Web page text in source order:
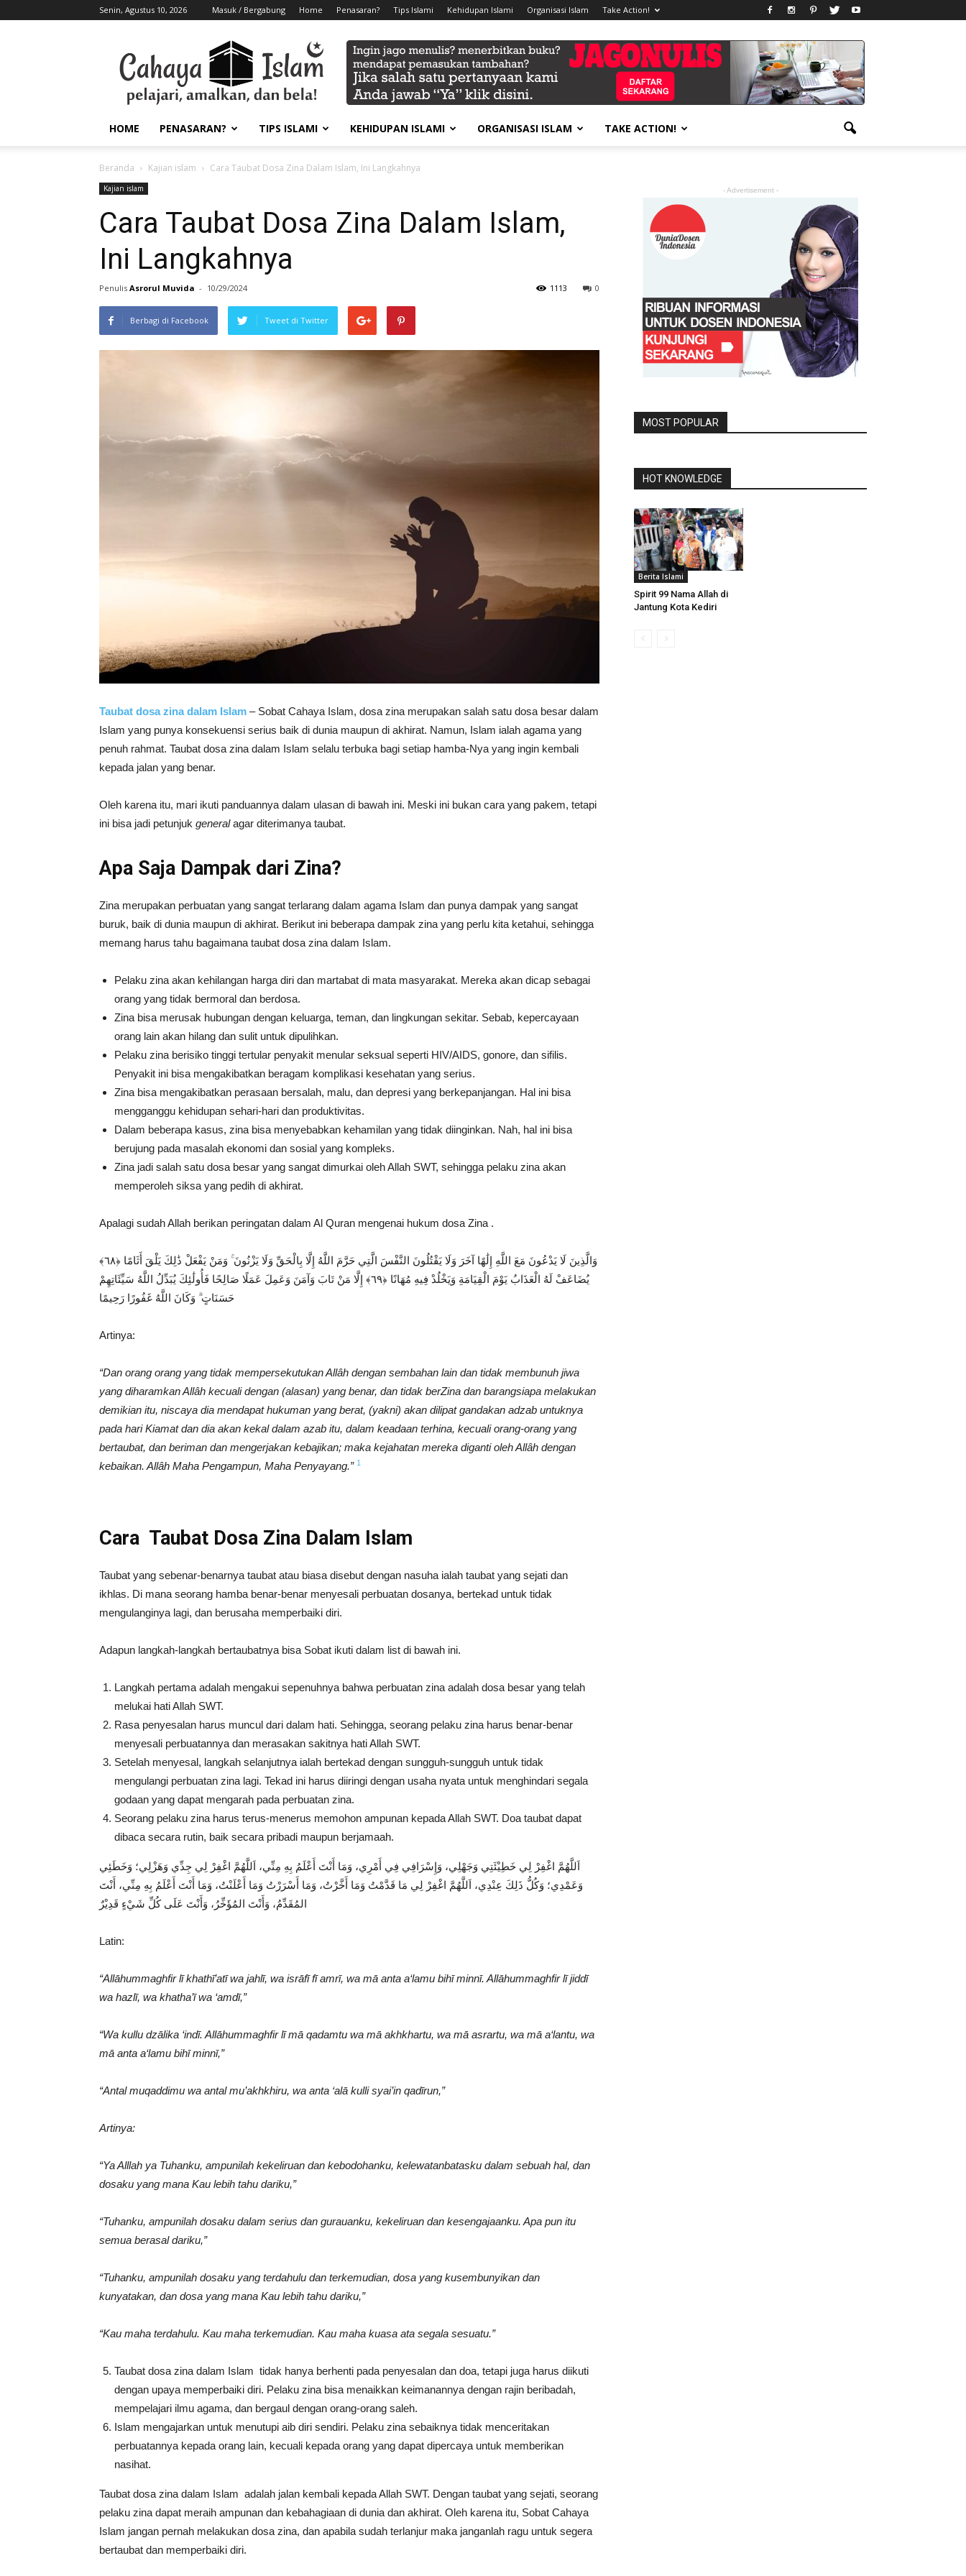
Senin, Agustus 10, 2026 Masuk / Bergabung Home Penasaran? Tips Islami Kehidupan Islami Organisasi Islam Take Action!
HOME PENASARAN? TIPS ISLAMI KEHIDUPAN ISLAMI ORGANISASI ISLAM TAKE ACTION!
Beranda Kajian islam Cara Taubat Dosa Zina Dalam Islam, Ini Langkahnya
Kajian islam
Cara Taubat Dosa Zina Dalam Islam,
Ini Langkahnya
Penulis Asrorul Muvida - 10/29/2024 0
1113
Berbagi di Facebook Tweet di Twitter
Taubat dosa zina dalam Islam – Sobat Cahaya Islam, dosa zina merupakan salah satu dosa besar dalam
Islam yang punya konsekuensi serius baik di dunia maupun di akhirat. Namun, Islam ialah agama yang
penuh rahmat. Taubat dosa zina dalam Islam selalu terbuka bagi setiap hamba-Nya yang ingin kembali
kepada jalan yang benar.
Oleh karena itu, mari ikuti panduannya dalam ulasan di bawah ini. Meski ini bukan cara yang pakem, tetapi
ini bisa jadi petunjuk generalagar diterimanya taubat.
Apa Saja Dampak dari Zina?
Zina merupakan perbuatan yang sangat terlarang dalam agama Islam dan punya dampak yang sangat
buruk, baik di dunia maupun di akhirat. Berikut ini beberapa dampak zina yang perlu kita ketahui, sehingga
memang harus tahu bagaimana taubat dosa zina dalam Islam.
Pelaku zina akan kehilangan harga diri dan martabat di mata masyarakat. Mereka akan dicap sebagai
orang yang tidak bermoral dan berdosa.
Zina bisa merusak hubungan dengan keluarga, teman, dan lingkungan sekitar. Sebab, kepercayaan
orang lain akan hilang dan sulit untuk dipulihkan.
Pelaku zina berisiko tinggi tertular penyakit menular seksual seperti HIV/AIDS, gonore, dan sifilis.
Penyakit ini bisa mengakibatkan beragam komplikasi kesehatan yang serius.
Zina bisa mengakibatkan perasaan bersalah, malu, dan depresi yang berkepanjangan. Hal ini bisa
mengganggu kehidupan sehari-hari dan produktivitas.
Dalam beberapa kasus, zina bisa menyebabkan kehamilan yang tidak diinginkan. Nah, hal ini bisa
berujung pada masalah ekonomi dan sosial yang kompleks.
Zina jadi salah satu dosa besar yang sangat dimurkai oleh Allah SWT, sehingga pelaku zina akan
memperoleh siksa yang pedih di akhirat.
Apalagi sudah Allah berikan peringatan dalam Al Quran mengenai hukum dosa Zina .
وَالَّذِينَ لَا يَدْعُونَ مَعَ اللَّهِ إِلَٰهًا آخَرَ وَلَا يَقْتُلُونَ النَّفْسَ الَّتِي حَرَّمَ اللَّهُ إِلَّا بِالْحَقِّ وَلَا يَزْنُونَ ۚ وَمَنْ يَفْعَلْ ذَٰلِكَ يَلْقَ أَثَامًا ﴿٦٨﴾
يُضَاعَفْ لَهُ الْعَذَابُ يَوْمَ الْقِيَامَةِ وَيَخْلُدْ فِيهِ مُهَانًا ﴿٦٩﴾ إِلَّا مَنْ تَابَ وَآمَنَ وَعَمِلَ عَمَلًا صَالِحًا فَأُولَٰئِكَ يُبَدِّلُ اللَّهُ سَيِّئَاتِهِمْ
حَسَنَاتٍ ۗ وَكَانَ اللَّهُ غَفُورًا رَحِيمًا
Artinya:
“Dan orang orang yang tidak mempersekutukan Allâh dengan sembahan lain dan tidak membunuh jiwa
yang diharamkan Allâh kecuali dengan (alasan) yang benar, dan tidak berZina dan barangsiapa melakukan
demikian itu, niscaya dia mendapat hukuman yang berat, (yakni) akan dilipat gandakan adzab untuknya
pada hari Kiamat dan dia akan kekal dalam azab itu, dalam keadaan terhina, kecuali orang-orang yang
bertaubat, dan beriman dan mengerjakan kebajikan; maka kejahatan mereka diganti oleh Allâh dengan
kebaikan. Allâh Maha Pengampun, Maha Penyayang.” 1
Cara Taubat Dosa Zina Dalam Islam
Taubat yang sebenar-benarnya taubat atau biasa disebut dengan nasuha ialah taubat yang sejati dan
ikhlas. Di mana seorang hamba benar-benar menyesali perbuatan dosanya, bertekad untuk tidak
mengulanginya lagi, dan berusaha memperbaiki diri.
Adapun langkah-langkah bertaubatnya bisa Sobat ikuti dalam list di bawah ini.
Langkah pertama adalah mengakui sepenuhnya bahwa perbuatan zina adalah dosa besar yang telah
melukai hati Allah SWT.
Rasa penyesalan harus muncul dari dalam hati. Sehingga, seorang pelaku zina harus benar-benar
menyesali perbuatannya dan merasakan sakitnya hati Allah SWT.
Setelah menyesal, langkah selanjutnya ialah bertekad dengan sungguh-sungguh untuk tidak
mengulangi perbuatan zina lagi. Tekad ini harus diiringi dengan usaha nyata untuk menghindari segala
godaan yang dapat mengarah pada perbuatan zina.
Seorang pelaku zina harus terus-menerus memohon ampunan kepada Allah SWT. Doa taubat dapat
dibaca secara rutin, baik secara pribadi maupun berjamaah.
اَللَّهُمَّ اغْفِرْ لِي خَطِيْئَتِي وَجَهْلِي، وَإِسْرَافِي فِي أَمْرِي، وَمَا أَنْتَ أَعْلَمُ بِهِ مِنِّي، اَللَّهُمَّ اغْفِرْ لِي جِدِّي وَهَزْلِي؛ وَخَطَئِي
وَعَمْدِي؛ وَكُلُّ ذَلِكَ عِنْدِي، اَللَّهُمَّ اغْفِرْ لِي مَا قَدَّمْتُ وَمَا أَخَّرْتُ، وَمَا أَسْرَرْتُ وَمَا أَعْلَنْتُ، وَمَا أَنْتَ أَعْلَمُ بِهِ مِنِّي، أَنْتَ
المُقَدِّمُ، وَأَنْتَ المُؤَخِّرُ، وَأَنْتَ عَلَى كُلِّ شَيْءٍ قَدِيْرٌ
Latin:
“Allāhummaghfir lī khathī’atī wa jahlī, wa isrāfī fī amrī, wa mā anta a‘lamu bihī minnī. Allāhummaghfir lī jiddī
wa hazlī, wa khatha’ī wa ‘amdī,”
“Wa kullu dzālika ‘indī. Allāhummaghfir lī mā qadamtu wa mā akhkhartu, wa mā asrartu, wa mā a‘lantu, wa
mā anta a‘lamu bihī minnī,”
“Antal muqaddimu wa antal mu’akhkhiru, wa anta ‘alā kulli syai’in qadīrun,”
Artinya:
“Ya Alllah ya Tuhanku, ampunilah kekeliruan dan kebodohanku, kelewatanbatasku dalam sebuah hal, dan
dosaku yang mana Kau lebih tahu dariku,”
“Tuhanku, ampunilah dosaku dalam serius dan gurauanku, kekeliruan dan kesengajaanku. Apa pun itu
semua berasal dariku,”
“Tuhanku, ampunilah dosaku yang terdahulu dan terkemudian, dosa yang kusembunyikan dan
kunyatakan, dan dosa yang mana Kau lebih tahu dariku,”
“Kau maha terdahulu. Kau maha terkemudian. Kau maha kuasa ata segala sesuatu.”
Taubat dosa zina dalam Islam tidak hanya berhenti pada penyesalan dan doa, tetapi juga harus diikuti
dengan upaya memperbaiki diri. Pelaku zina bisa menaikkan keimanannya dengan rajin beribadah,
mempelajari ilmu agama, dan bergaul dengan orang-orang saleh.
Islam mengajarkan untuk menutupi aib diri sendiri. Pelaku zina sebaiknya tidak menceritakan
perbuatannya kepada orang lain, kecuali kepada orang yang dapat dipercaya untuk memberikan
nasihat.
Taubat dosa zina dalam Islam adalah jalan kembali kepada Allah SWT. Dengan taubat yang sejati, seorang
pelaku zina dapat meraih ampunan dan kebahagiaan di dunia dan akhirat. Oleh karena itu, Sobat Cahaya
Islam jangan pernah melakukan dosa zina, dan apabila sudah terlanjur maka janganlah ragu untuk segera
bertaubat dan memperbaiki diri.
- Advertisement -
MOST POPULAR
HOT KNOWLEDGE
Berita Islami
Spirit 99 Nama Allah di
Jantung Kota Kediri